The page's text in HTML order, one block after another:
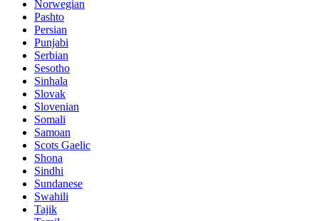
Norwegian
Pashto
Persian
Punjabi
Serbian
Sesotho
Sinhala
Slovak
Slovenian
Somali
Samoan
Scots Gaelic
Shona
Sindhi
Sundanese
Swahili
Tajik